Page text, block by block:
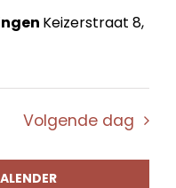
Keizerstraat 8,
Volgende dag